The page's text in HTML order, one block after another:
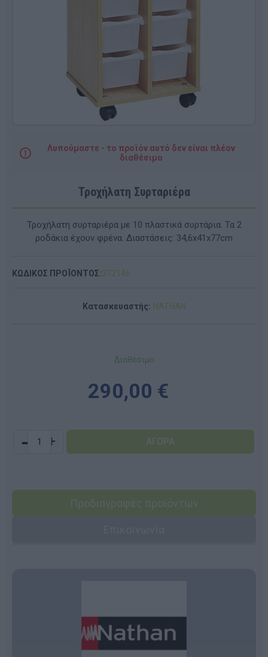
Λυπούμαστε - το προϊόν αυτό δεν είναι πλέον
διαθέσιμο
Τροχήλατη Συρταριέρα
Τροχήλατη συρταριέρα με 10 πλαστικά συρτάρια. Τα 2
ροδάκια έχουν φρένα. Διαστάσεις: 34,6x41x77cm
ΚΩΔΙΚΟΣ ΠΡΟΪΟΝΤΟΣ:372146
Κατασκευαστής: NATHAN
Διαθέσιμο
290,00 €
- +
Προδιαγραφές προϊόντων